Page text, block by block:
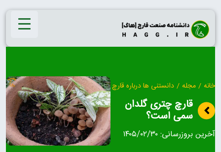
Skip
content
خانه / مجله / دانستنی ها درباره قارچ
قارچ چتری گلدان
سمی است؟
آخرین بروزرسانی:۱۴۰۵/۰۲/۳۰